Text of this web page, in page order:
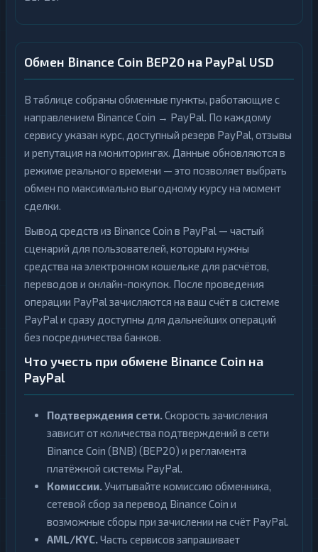
Обмен Binance Coin BEP20 на PayPal USD
В таблице собраны обменные пункты, работающие с
направлением Binance Coin → PayPal. По каждому
сервису указан курс, доступный резерв PayPal, отзывы
и репутация на мониторингах. Данные обновляются в
режиме реального времени — это позволяет выбрать
обмен по максимально выгодному курсу на момент
сделки.
Вывод средств из Binance Coin в PayPal — частый
сценарий для пользователей, которым нужны
средства на электронном кошельке для расчётов,
переводов и онлайн-покупок. После проведения
операции PayPal зачисляются на ваш счёт в системе
PayPal и сразу доступны для дальнейших операций
без посредничества банков.
Что учесть при обмене Binance Coin на
PayPal
Подтверждения сети.Скорость зачисления
зависит от количества подтверждений в сети
Binance Coin (BNB) (BEP20) и регламента
платёжной системы PayPal.
Комиссии.Учитывайте комиссию обменника,
сетевой сбор за перевод Binance Coin и
возможные сборы при зачислении на счёт PayPal.
AML/KYC.Часть сервисов запрашивает